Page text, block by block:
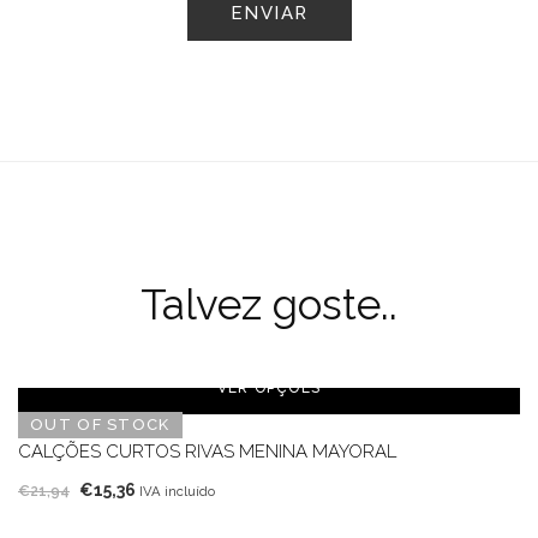
Talvez goste..
OUT OF STOCK
VER OPÇÕES
CALÇÕES CURTOS RIVAS MENINA MAYORAL
€21,94 O
€15,36 O
IVA incluído